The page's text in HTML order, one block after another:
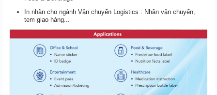
In nhãn cho ngành Vận chuyển Logistics : Nhãn vận chuyển,
tem giao hàng...